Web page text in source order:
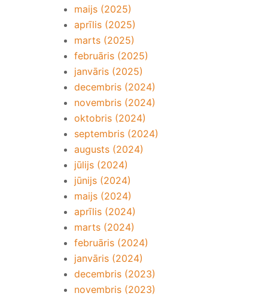
maijs (2025)
aprīlis (2025)
marts (2025)
februāris (2025)
janvāris (2025)
decembris (2024)
novembris (2024)
oktobris (2024)
septembris (2024)
augusts (2024)
jūlijs (2024)
jūnijs (2024)
maijs (2024)
aprīlis (2024)
marts (2024)
februāris (2024)
janvāris (2024)
decembris (2023)
novembris (2023)